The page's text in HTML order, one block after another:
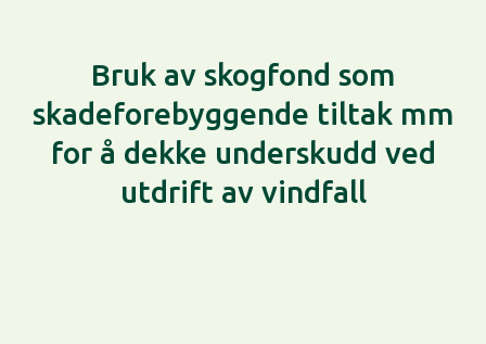
Bruk av skogfond som
skadeforebyggende tiltak mm
for å dekke underskudd ved
utdrift av vindfall